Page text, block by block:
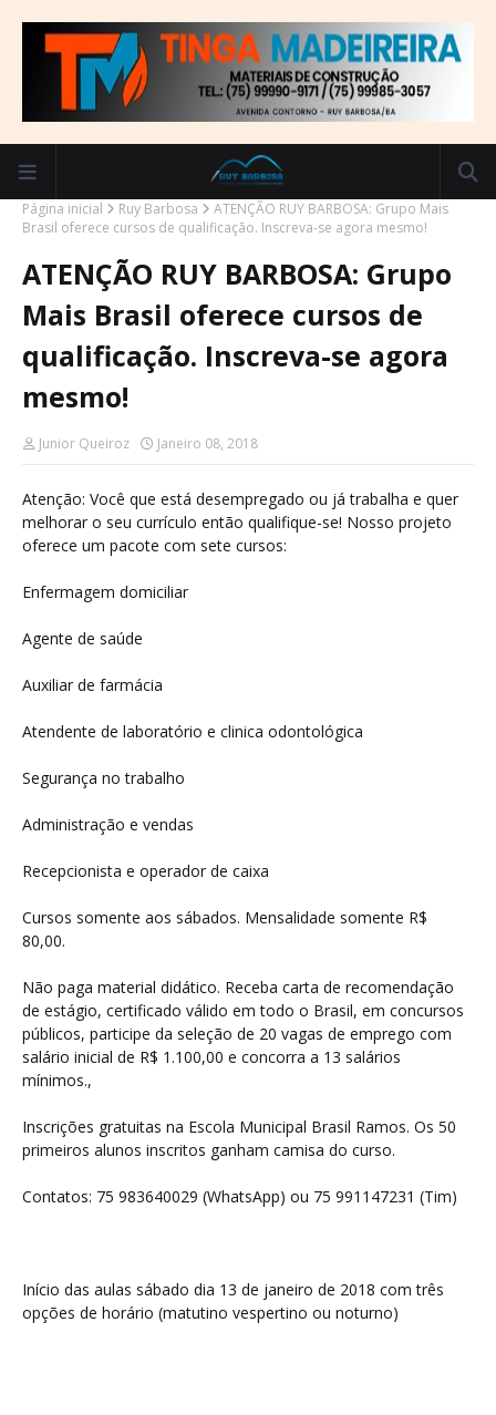
Página inicial Ruy Barbosa
ATENÇÃO RUY BARBOSA: Grupo Mais
Brasil oferece cursos de qualificação. Inscreva-se agora mesmo!
ATENÇÃO RUY BARBOSA: Grupo
Mais Brasil oferece cursos de
qualificação. Inscreva-se agora
mesmo!
Junior Queiroz Janeiro 08, 2018
Atenção: Você que está desempregado ou já trabalha e quer
melhorar o seu currículo então qualifique-se! Nosso projeto
oferece um pacote com sete cursos:
Enfermagem domiciliar
Agente de saúde
Auxiliar de farmácia
Atendente de laboratório e clinica odontológica
Segurança no trabalho
Administração e vendas
Recepcionista e operador de caixa
Cursos somente aos sábados. Mensalidade somente R$
80,00.
Não paga material didático. Receba carta de recomendação
de estágio, certificado válido em todo o Brasil, em concursos
públicos, participe da seleção de 20 vagas de emprego com
salário inicial de R$ 1.100,00 e concorra a 13 salários
mínimos.,
Inscrições gratuitas na Escola Municipal Brasil Ramos. Os 50
primeiros alunos inscritos ganham camisa do curso.
Contatos: 75 983640029 (WhatsApp) ou 75 991147231 (Tim)
Início das aulas sábado dia 13 de janeiro de 2018 com três
opções de horário (matutino vespertino ou noturno)